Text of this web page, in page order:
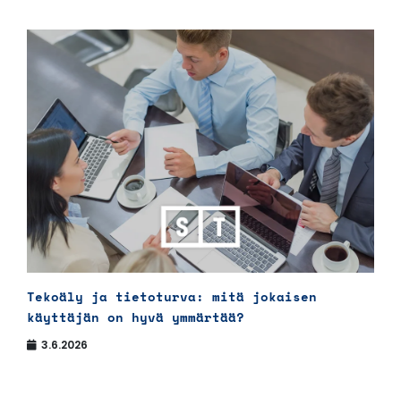
Tekoäly ja tietoturva: mitä jokaisen
käyttäjän on hyvä ymmärtää?
3.6.2026